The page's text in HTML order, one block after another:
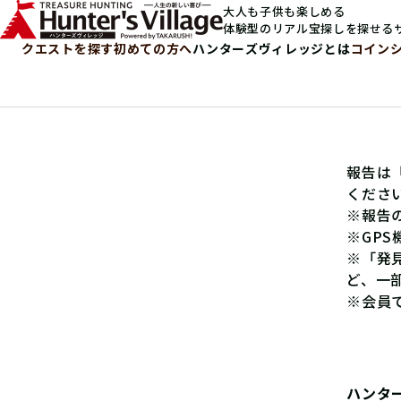
大人も子供も楽しめる
体験型のリアル宝探しを探せる
クエストを探す初めての方へハンターズヴィレッジとはコイン
報告は
くださ
※報告
※GPS
※「発
ど、一
※会員
ハンタ